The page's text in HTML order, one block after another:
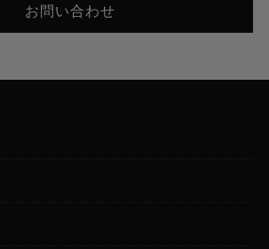
お問い合わせ